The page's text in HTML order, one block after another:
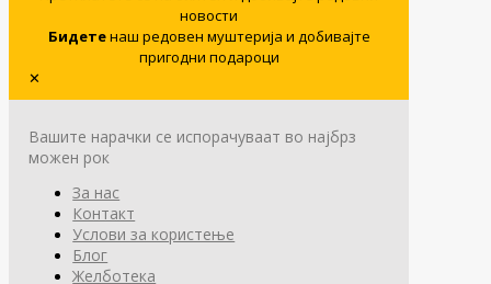
новости
Бидетенаш редовен муштерија и добивајте
пригодни подароци
✕
Вашите нарачки се испорачуваат во најбрз
можен рок
За нас
Контакт
Услови за користење
Блог
Желботека